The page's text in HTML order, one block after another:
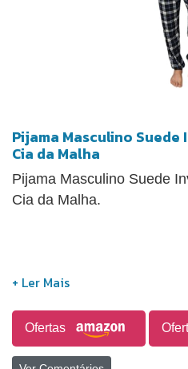
Pijama Masculino
Cia da Malha
Pijama Masculino Suede
Cia da Malha.
Ofertas